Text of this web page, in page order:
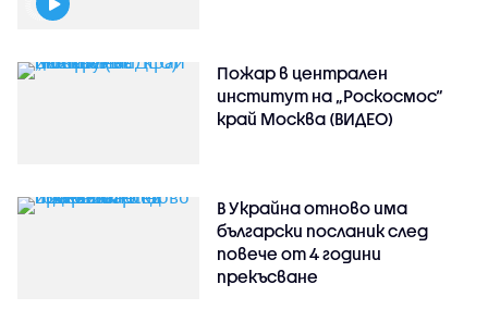
Пожар в централен
институт на „Роскосмос“
край Москва (ВИДЕО)
В Украйна отново има
български посланик след
повече от 4 години
прекъсване